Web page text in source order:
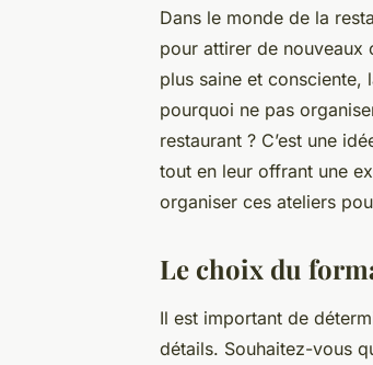
Dans le monde de la
pour attirer de nouveaux
plus saine et consciente,
pourquoi ne pas
restaurant ? C’est une
tout en leur offrant une
organiser ces ateliers
Le choix du
Il est important de
détails. Souhaitez-vous